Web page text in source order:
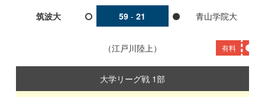
筑波大 59 - 21 青山学院大
江戸川陸上 有料
大学リーグ戦 1部